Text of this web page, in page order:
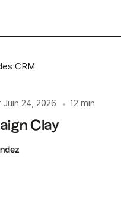
CRM
Juin 24, 2026 • 12 min
Clay